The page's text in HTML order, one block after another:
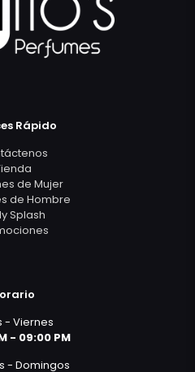
Rápido
de Mujer
de Hombre
Splash
- Viernes
- 09:00 PM
- Domingos